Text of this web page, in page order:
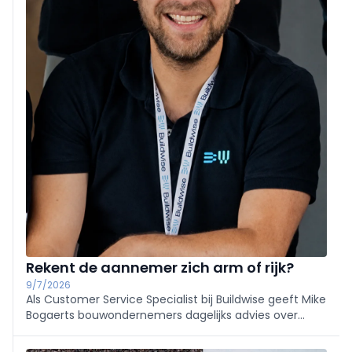
Rekent de aannemer zich arm of rijk?
9/7/2026
Als Customer Service Specialist bij Buildwise geeft Mike
Bogaerts bouwondernemers dagelijks advies over
Wij vroegen hem naar de blinde vlekken die aan de